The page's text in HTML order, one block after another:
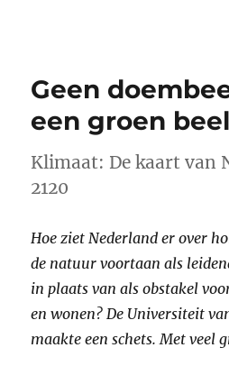
Geen
een groen
Klimaat: De kaart van
2120
Hoe ziet Nederland er over
de natuur voortaan als
in plaats van als obstakel
en wonen? De Universiteit
maakte een schets. Met veel